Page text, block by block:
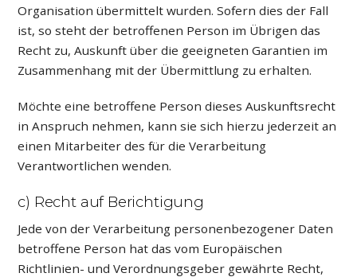
Organisation übermittelt wurden. Sofern dies der Fall
ist, so steht der betroffenen Person im Übrigen das
Recht zu, Auskunft über die geeigneten Garantien im
Zusammenhang mit der Übermittlung zu erhalten.
Möchte eine betroffene Person dieses Auskunftsrecht
in Anspruch nehmen, kann sie sich hierzu jederzeit an
einen Mitarbeiter des für die Verarbeitung
Verantwortlichen wenden.
c) Recht auf Berichtigung
Jede von der Verarbeitung personenbezogener Daten
betroffene Person hat das vom Europäischen
Richtlinien- und Verordnungsgeber gewährte Recht,